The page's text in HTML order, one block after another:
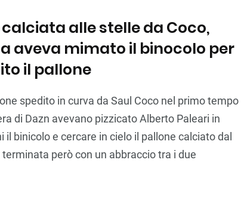
alle stelle da Coco,
aveva mimato il binocolo per
il pallone
spedito in curva da Saul Coco nel primo tempo
di Dazn avevano pizzicato Alberto Paleari in
binicolo e cercare in cielo il pallone calciato dal
però con un abbraccio tra i due